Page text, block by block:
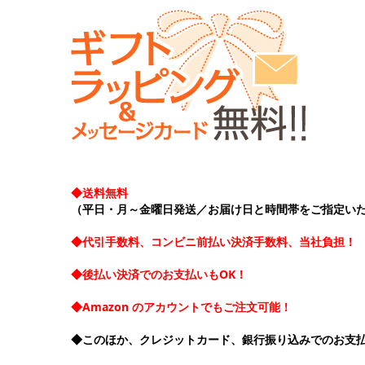
◆送料無料
（平日・月～金曜日発送／お届け日と時間帯をご指定い
◆代引手数料、コンビニ前払い決済手数料、当社負担！
◆後払い決済でのお支払いもOK！
◆Amazon のアカウントでもご注文可能！
◆このほか、クレジットカード、銀行振り込みでのお支